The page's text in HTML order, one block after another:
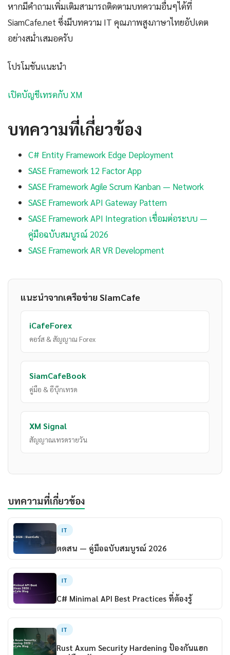
หากมีคำถามเพิ่มเติมสามารถติดตามบทความอื่นๆได้ที่
SiamCafe.net ซึ่งมีบทความ IT คุณภาพสูงภาษาไทยอัปเดต
อย่างสม่ำเสมอครับ
โปรโมชันแนะนำ
เปิดบัญชีเทรดกับ XM
บทความที่เกี่ยวข้อง
C# Entity Framework Edge Deployment
SASE Framework 12 Factor App
SASE Framework Agile Scrum Kanban — Network
SASE Framework API Gateway Pattern
SASE Framework API Integration เชื่อมต่อระบบ —
คู่มือฉบับสมบูรณ์ 2026
SASE Framework AR VR Development
แนะนำจากเครือข่าย SiamCafe
iCafeForex
คอร์ส & สัญญาณ Forex
SiamCafeBook
คู่มือ & อีบุ๊กเทรด
XM Signal
สัญญาณเทรดรายวัน
บทความที่เกี่ยวข้อง
IT
ตดสน — คู่มือฉบับสมบูรณ์ 2026
IT
C# Minimal API Best Practices ที่ต้องรู้
IT
Rust Axum Security Hardening ป้องกันแฮก